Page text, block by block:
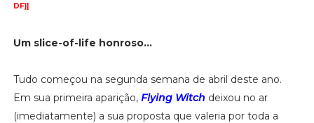
DF)]
Um slice-of-life honroso...
Tudo começou na segunda semana de abril deste ano.
Em sua primeira aparição, Flying Witch deixou no ar
(imediatamente) a sua proposta que valeria por toda a